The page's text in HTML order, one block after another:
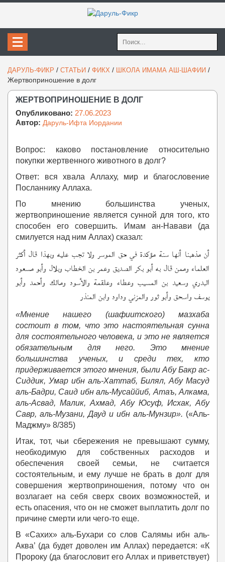
Найти:
ДАРУЛЬ-ФИКР / СТАТЬИ / ФИКХ / ШКОЛА ИМАМА АШ-ШАФИИ /
Жертвоприношение в долг
ЖЕРТВОПРИНОШЕНИЕ В ДОЛГ
Опубликовано: 27.06.2023
Автор: Даруль-Ифта Иордании
Вопрос: каково постановление относительно
покупки жертвенного животного в долг?
Ответ: вся хвала Аллаху, мир и благословение
Посланнику Аллаха.
По мнению большинства ученых,
жертвоприношение является сунной для того, кто
способен его совершить. Имам ан-Навави (да
смилуется над ним Аллах) сказал:
أن مذهبنا أنها سنة مؤكدة في حق الموسر ولا تجب عليه وبهذا قال أكثر
العلماء وممن قال به أبو بكر الصديق وعمر بن الخطاب وبلال وأبو مسعود
البدري وسعيد بن المسيب وعطاء وعلقمة والأسود ومالك وأحمد وأبو
يوسف واسحق وأبو ثور والمزني وداود وابن المنذر
«Мнение нашего (шафиитского) мазхаба
состоит в том, что это настоятельная сунна
для состоятельного человека, и это не является
обязательным для него. Это мнение
большинства ученых, и среди тех, кто
придерживается этого мнения, были Абу Бакр ас-
Сиддик, Умар ибн аль-Хаттаб, Билял, Абу Масуд
аль-Бадри, Саид ибн аль-Мусаййиб, Атаъ, Алкама,
аль-Асвад, Малик, Ахмад, Абу Юсуф, Исхак, Абу
Савр, аль-Музани, Дауд и ибн аль-Мунзир». («Аль-
Маджму» 8/385)
Итак, тот, чьи сбережения не превышают сумму,
необходимую для собственных расходов и
обеспечения своей семьи, не считается
состоятельным, и ему лучше не брать в долг для
совершения жертвоприношения, потому что он
возлагает на себя сверх своих возможностей, и
есть опасения, что он не сможет выплатить долг по
причине смерти или чего-то еще.
В «Сахих» аль-Бухари со слов Салямы ибн аль-
Аква’ (да будет доволен им Аллах) передается: «К
Пророку (да благословит его Аллах и приветствует)